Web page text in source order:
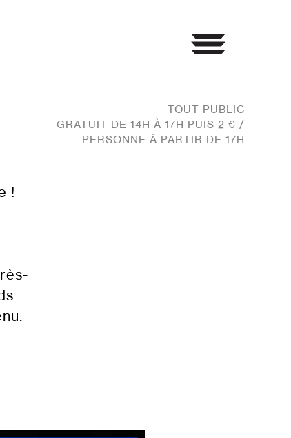
!
TOUT PUBLIC
GRATUIT DE 14H À 17H PUIS 2 € /
PERSONNE À PARTIR DE 17H